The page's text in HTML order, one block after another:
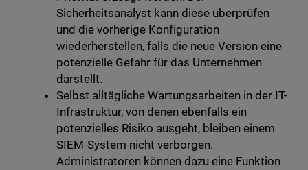
Sicherheitsanalyst kann diese überprüfen
und die vorherige Konfiguration
wiederherstellen, falls die neue Version eine
potenzielle Gefahr für das Unternehmen
darstellt.
Selbst alltägliche Wartungsarbeiten in der IT-
Infrastruktur, von denen ebenfalls ein
potenzielles Risiko ausgeht, bleiben einem
SIEM-System nicht verborgen.
Administratoren können dazu eine Funktion